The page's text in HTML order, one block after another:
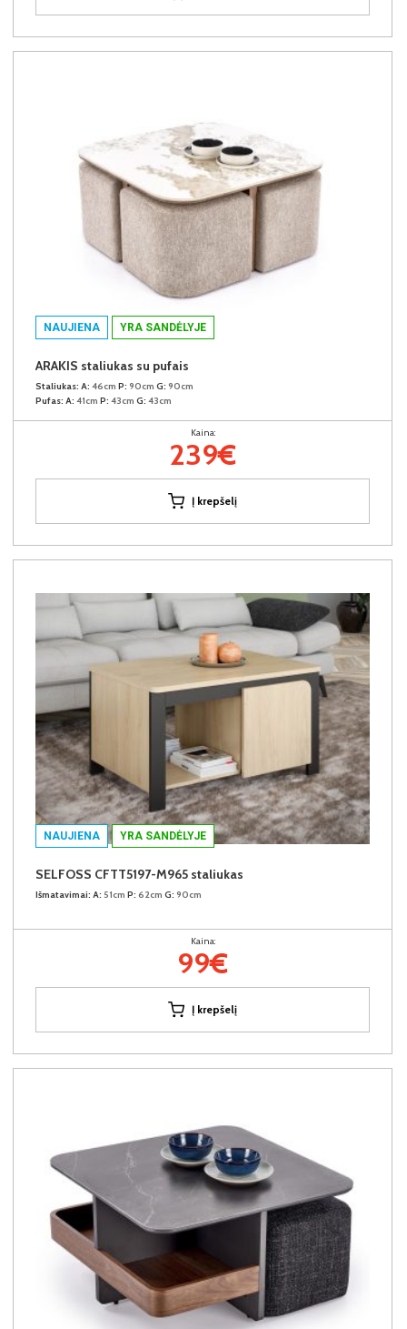
NAUJIENA YRA SANDĖLYJE
ARAKIS staliukas su pufais
Staliukas: A: 46cm P: 90cm G: 90cm
Pufas: A: 41cm P: 43cm G: 43cm
Kaina:
239€
Į krepšelį
NAUJIENA YRA SANDĖLYJE
SELFOSS CFTT5197-M965 staliukas
Išmatavimai: A: 51cm P: 62cm G: 90cm
Kaina:
99€
Į krepšelį